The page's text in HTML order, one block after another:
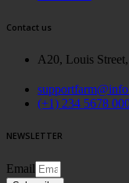
Contact us
A20, Louis
(+1) 234 5678
NEWSLETTER
Email